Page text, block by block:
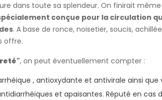
dans toute sa splendeur. On finirait
conçue pour la circulation
. A base de ronce, noisetier, soucis,
offre.
, on peut éventuellement compter :
, antioxydante et antivirale ainsi
et apaisantes. Réputé en